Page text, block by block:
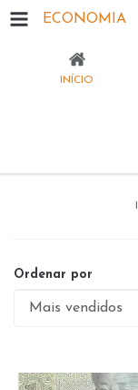
ECONOMIA
INÍCIO
Ordenar por